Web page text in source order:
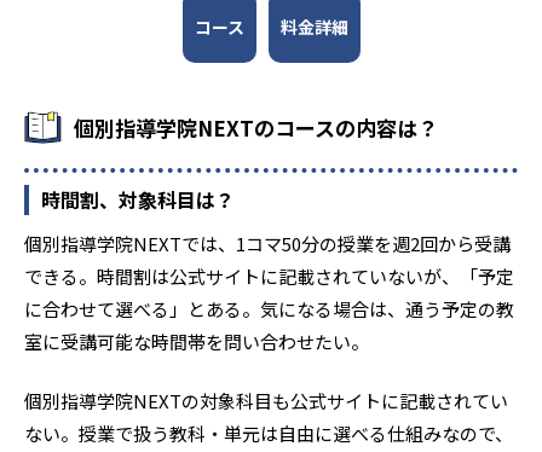
コース 料金詳細
個別指導学院NEXTのコースの内容は？
時間割、対象科目は？
個別指導学院NEXTでは、1コマ50分の授業を週2回から受講
できる。時間割は公式サイトに記載されていないが、「予定
に合わせて選べる」とある。気になる場合は、通う予定の教
室に受講可能な時間帯を問い合わせたい。
個別指導学院NEXTの対象科目も公式サイトに記載されてい
ない。授業で扱う教科・単元は自由に選べる仕組みなので、